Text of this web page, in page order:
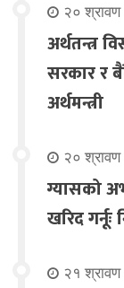
२०
अर्थतन्त्र
सरकार र
अर्थमन्त्री
२०
ग्यासको
खरिद गर्नूः
२१ श्रावण